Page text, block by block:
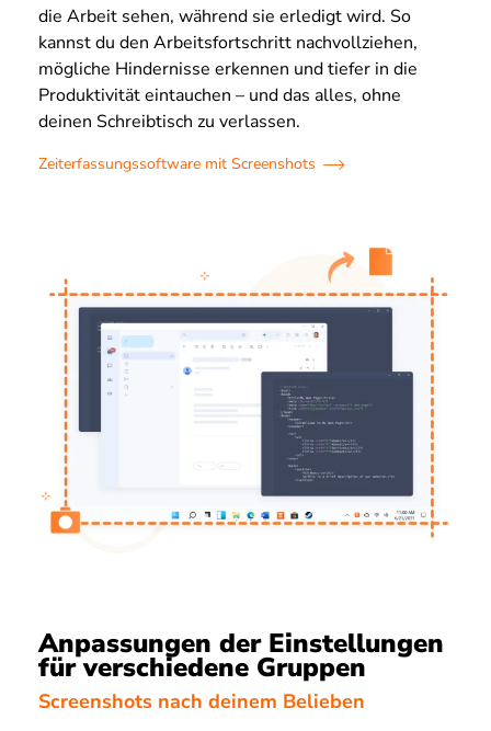
die Arbeit sehen, während sie erledigt wird. So
kannst du den Arbeitsfortschritt nachvollziehen,
mögliche Hindernisse erkennen und tiefer in die
Produktivität eintauchen – und das alles, ohne
deinen Schreibtisch zu verlassen.
Zeiterfassungssoftware mit Screenshots
Anpassungen der Einstellungen
für verschiedene Gruppen
Screenshots nach deinem Belieben